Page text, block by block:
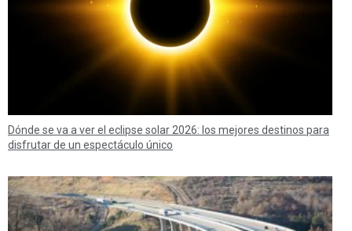
Dónde se va a ver el eclipse solar 2026: los mejores destinos para
disfrutar de un espectáculo único